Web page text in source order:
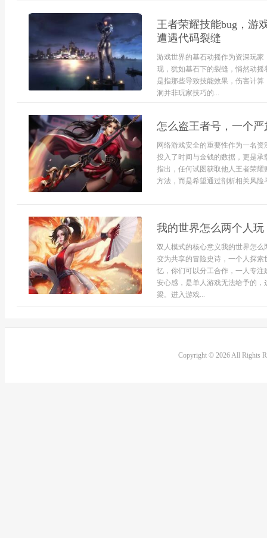
王者荣耀技能bug，游
遭遇代码裂缝
游戏世界的基石动摇作为资深玩
现，犹如基石下的裂缝，悄然动
是指那些导致技能效果，伤害计
洞并非玩家技巧的...
怎么盗王者号，一个
网络游戏安全的重要性作为一名
投入了时间与金钱的数据，更是
指出，任何试图获取他人王者荣
方法，而是希望通过剖析相关风
我的世界怎么两个人
双人模式的核心意义我的世界怎
变为共享的冒险史诗，一个人探
忆，你们可以分工合作，一人专
安心感，是单人游戏无法给予的
梁。进入游戏...
Copyright © 2026 All Rights